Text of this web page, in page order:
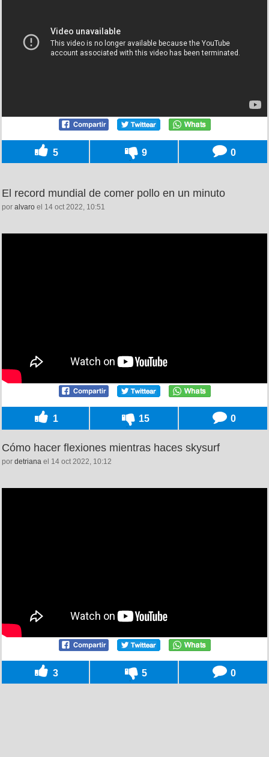
5 9 0
El record mundial de comer pollo en un minuto
por alvaro el 14 oct 2022, 10:51
1 15 0
Cómo hacer flexiones mientras haces skysurf
por detriana el 14 oct 2022, 10:12
3 5 0